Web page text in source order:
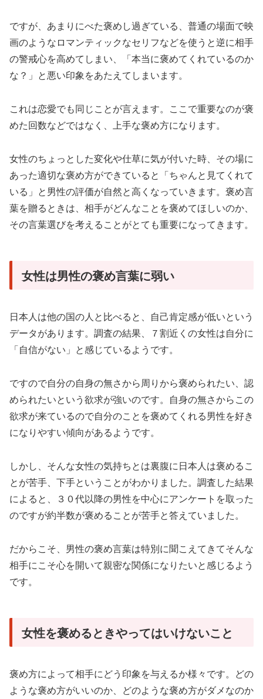
ですが、あまりにべた褒めし過ぎている、普通の場面で映
画のようなロマンティックなセリフなどを使うと逆に相手
の警戒心を高めてしまい、「本当に褒めてくれているのか
な？」と悪い印象をあたえてしまいます。
これは恋愛でも同じことが言えます。ここで重要なのが褒
めた回数などではなく、上手な褒め方になります。
女性のちょっとした変化や仕草に気が付いた時、その場に
あった適切な褒め方ができていると「ちゃんと見てくれて
いる」と男性の評価が自然と高くなっていきます。褒め言
葉を贈るときは、相手がどんなことを褒めてほしいのか、
その言葉選びを考えることがとても重要になってきます。
女性は男性の褒め言葉に弱い
日本人は他の国の人と比べると、自己肯定感が低いという
データがあります。調査の結果、７割近くの女性は自分に
「自信がない」と感じているようです。
ですので自分の自身の無さから周りから褒められたい、認
められたいという欲求が強いのです。自身の無さからこの
欲求が来ているので自分のことを褒めてくれる男性を好き
になりやすい傾向があるようです。
しかし、そんな女性の気持ちとは裏腹に日本人は褒めるこ
とが苦手、下手ということがわかりました。調査した結果
によると、３０代以降の男性を中心にアンケートを取った
のですが約半数が褒めることが苦手と答えていました。
だからこそ、男性の褒め言葉は特別に聞こえてきてそんな
相手にこそ心を開いて親密な関係になりたいと感じるよう
です。
女性を褒めるときやってはいけないこと
褒め方によって相手にどう印象を与えるか様々です。どの
ような褒め方がいいのか、どのような褒め方がダメなのか